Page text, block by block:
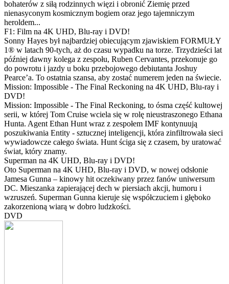
bohaterów z siłą rodzinnych więzi i obronić Ziemię przed
nienasyconym kosmicznym bogiem oraz jego tajemniczym
heroldem...
F1: Film na 4K UHD, Blu-ray i DVD!
Sonny Hayes był najbardziej obiecującym zjawiskiem FORMUŁY
1® w latach 90-tych, aż do czasu wypadku na torze. Trzydzieści lat
później dawny kolega z zespołu, Ruben Cervantes, przekonuje go
do powrotu i jazdy u boku przebojowego debiutanta Joshuy
Pearce’a. To ostatnia szansa, aby zostać numerem jeden na świecie.
Mission: Impossible - The Final Reckoning na 4K UHD, Blu-ray i
DVD!
Mission: Impossible - The Final Reckoning, to ósma część kultowej
serii, w której Tom Cruise wciela się w rolę nieustraszonego Ethana
Hunta. Agent Ethan Hunt wraz z zespołem IMF kontynuują
poszukiwania Entity - sztucznej inteligencji, która zinfiltrowała sieci
wywiadowcze całego świata. Hunt ściga się z czasem, by uratować
świat, który znamy.
Superman na 4K UHD, Blu-ray i DVD!
Oto Superman na 4K UHD, Blu-ray i DVD, w nowej odsłonie
Jamesa Gunna – kinowy hit oczekiwany przez fanów uniwersum
DC. Mieszanka zapierającej dech w piersiach akcji, humoru i
wzruszeń. Superman Gunna kieruje się współczuciem i głęboko
zakorzenioną wiarą w dobro ludzkości.
DVD